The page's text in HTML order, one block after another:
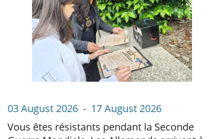
03 August 2026 - 17 August 2026
Vous êtes résistants pendant la Seconde